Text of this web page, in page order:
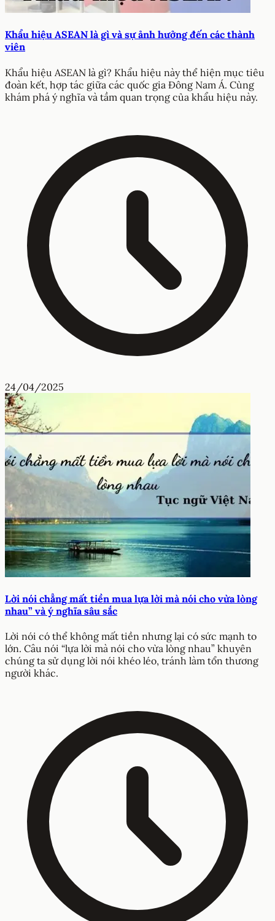
Khẩu hiệu ASEAN là gì và sự ảnh hưởng đến các thành
viên
Khẩu hiệu ASEAN là gì? Khẩu hiệu này thể hiện mục tiêu
đoàn kết, hợp tác giữa các quốc gia Đông Nam Á. Cùng
khám phá ý nghĩa và tầm quan trọng của khẩu hiệu này.
24/04/2025
Lời nói chẳng mất tiền mua lựa lời mà nói cho vừa lòng
nhau” và ý nghĩa sâu sắc
Lời nói có thể không mất tiền nhưng lại có sức mạnh to
lớn. Câu nói “lựa lời mà nói cho vừa lòng nhau” khuyên
chúng ta sử dụng lời nói khéo léo, tránh làm tổn thương
người khác.